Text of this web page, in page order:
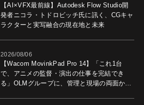
【AI×VFX最前線】Autodesk Flow Studio開
発者ニコラ・トドロビッチ氏に訊く、CGキャ
ラクターと実写融合の現在地と未来
2026/08/06
【Wacom MovinkPad Pro 14】「これ1台
で、アニメの監督・演出の仕事を完結でき
る」OLMグループに、管理と現場の両面から